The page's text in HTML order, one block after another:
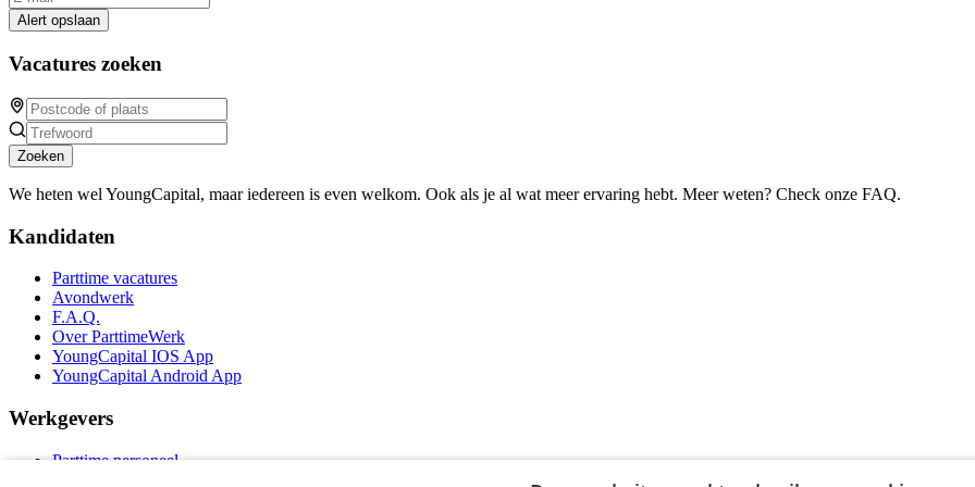
Alert opslaan
Vacatures zoeken
Zoeken
We heten wel YoungCapital, maar iedereen is even welkom. Ook als je al wat meer ervaring hebt. Meer weten? Check onze FAQ.
Kandidaten
Parttime vacatures
Avondwerk
F.A.Q.
Over ParttimeWerk
YoungCapital IOS App
YoungCapital Android App
Werkgevers
Parttime personeel